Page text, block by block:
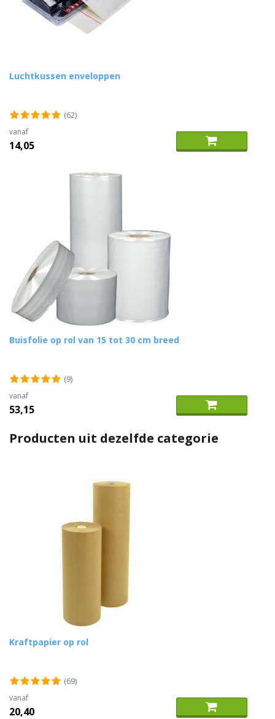
Luchtkussen enveloppen
(62)
vanaf
14,05
Buisfolie op rol van 15 tot 30 cm breed
(9)
vanaf
53,15
Producten uit dezelfde categorie
Kraftpapier op rol
(69)
vanaf
20,40